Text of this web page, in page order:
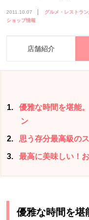
2011.10.07 グルメ・レストラン
ショップ情報
店舗紹介
1
優雅な時間を堪能
ン
2 思う存分最高級の
3 最高に美味しい！
優雅な時間を堪